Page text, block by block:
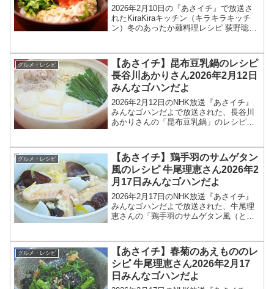
2026年2月10日
2026年2月10日の『あさイチ』で放送さ
れたKiraKiraキッチン（キラキラキッチ
ン）冬のあったか麺料理レシピ 荻野聡士
チ」では、KiraKiraキッチンで、冬のあ...
グルメ・レシピ
【あさイチ】昆布豆乳鍋のレシピ
長谷川あかりさん2026年2月12日
みんなゴハンだよ
2026年2月12日のNHK放送『あさイチ』
みんなゴハンだよで放送された、長谷川
あかりさんの「昆布豆乳鍋」のレシピを
んが登場！具材を入れて煮るだけのノン
オイル鍋のレシ...
グルメ・レシピ
【あさイチ】鶏手羽のサムゲタン
風のレシピ 牛尾理恵さん2026年2
月17日みんなゴハンだよ
2026年2月17日のNHK放送『あさイチ』
みんなゴハンだよで放送された、牛尾理
恵さんの「鶏手羽のサムゲタン風（とり
は、料理研究家の牛尾理恵さんが登場！
鶏手羽で作る参鶏...
グルメ・レシピ
【あさイチ】春菊のあえもののレ
シピ 牛尾理恵さん2026年2月17
日みんなゴハンだよ